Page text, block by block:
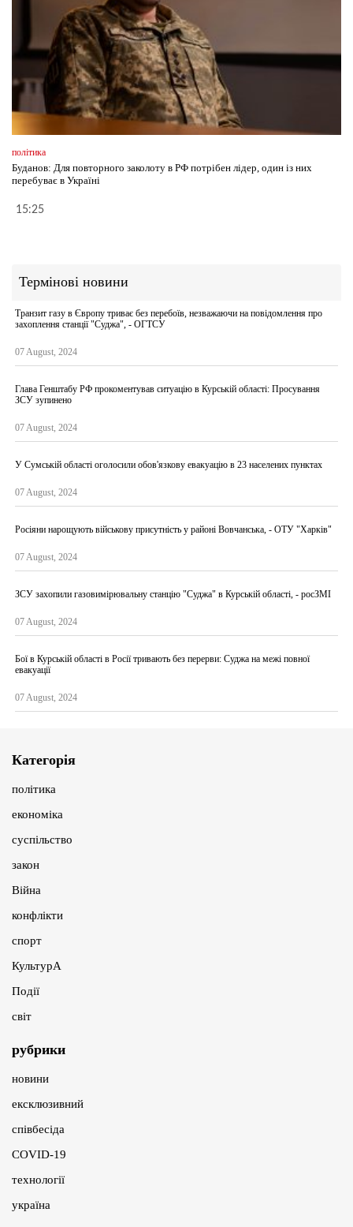
політика
Буданов: Для повторного заколоту в РФ потрібен лідер, один із них
перебуває в Україні
15:25
Термінові новини
Транзит газу в Європу триває без перебоїв, незважаючи на повідомлення про
захоплення станції "Суджа", - ОГТСУ
07 August, 2024
Глава Генштабу РФ прокоментував ситуацію в Курській області: Просування
ЗСУ зупинено
07 August, 2024
У Сумській області оголосили обов'язкову евакуацію в 23 населених пунктах
07 August, 2024
Росіяни нарощують військову присутність у районі Вовчанська, - ОТУ "Харків"
07 August, 2024
ЗСУ захопили газовимірювальну станцію "Суджа" в Курській області, - росЗМІ
07 August, 2024
Бої в Курській області в Росії тривають без перерви: Суджа на межі повної
евакуації
07 August, 2024
Категорія
політика
економіка
суспільство
закон
Війна
конфлікти
спорт
КультурА
Події
світ
рубрики
новини
ексклюзивний
співбесіда
COVID-19
технології
україна